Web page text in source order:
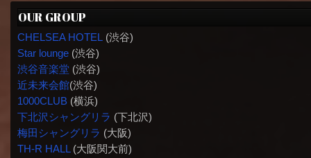
OUR GROUP
CHELSEA HOTEL (渋谷)
Star lounge(渋谷)
渋谷音楽堂(渋谷)
近未来会館(渋谷)
1000CLUB(横浜)
下北沢シャングリラ (下北沢)
梅田シャングリラ (大阪)
TH-R HALL(大阪関大前)